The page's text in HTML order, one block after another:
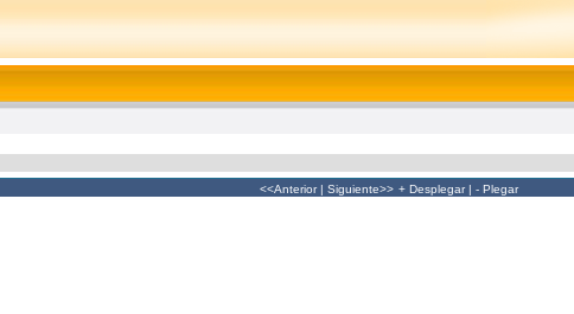
<<Anterior| Siguiente>> + Desplegar| - Plegar